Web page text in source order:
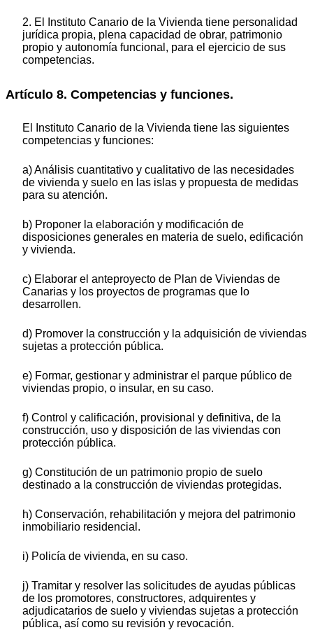
2. El Instituto Canario de la Vivienda tiene personalidad
jurídica propia, plena capacidad de obrar, patrimonio
propio y autonomía funcional, para el ejercicio de sus
competencias.
Artículo 8. Competencias y funciones.
El Instituto Canario de la Vivienda tiene las siguientes
competencias y funciones:
a) Análisis cuantitativo y cualitativo de las necesidades
de vivienda y suelo en las islas y propuesta de medidas
para su atención.
b) Proponer la elaboración y modificación de
disposiciones generales en materia de suelo, edificación
y vivienda.
c) Elaborar el anteproyecto de Plan de Viviendas de
Canarias y los proyectos de programas que lo
desarrollen.
d) Promover la construcción y la adquisición de viviendas
sujetas a protección pública.
e) Formar, gestionar y administrar el parque público de
viviendas propio, o insular, en su caso.
f) Control y calificación, provisional y definitiva, de la
construcción, uso y disposición de las viviendas con
protección pública.
g) Constitución de un patrimonio propio de suelo
destinado a la construcción de viviendas protegidas.
h) Conservación, rehabilitación y mejora del patrimonio
inmobiliario residencial.
i) Policía de vivienda, en su caso.
j) Tramitar y resolver las solicitudes de ayudas públicas
de los promotores, constructores, adquirentes y
adjudicatarios de suelo y viviendas sujetas a protección
pública, así como su revisión y revocación.